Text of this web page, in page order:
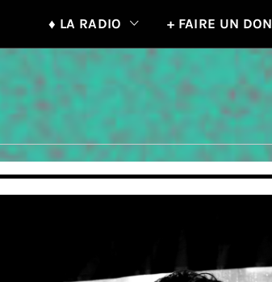
♦ LA RADIO + FAIRE UN DON